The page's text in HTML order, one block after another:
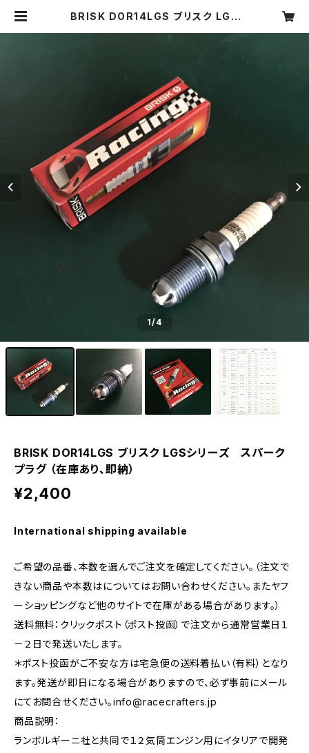
BRISK DOR14LGS ブリスク LGS
1/4
BRISK DOR14LGS ブリスク LGSシリーズ スパーク
プラグ （在庫あり、即納）
¥2,400
International shipping available
ご希望の品番、本数を選んでご注文を確定してください。（注文で
きない商品や本数はについてはお問い合わせください。またヤフ
ーショッピングなど他のサイトで在庫がある場合があります。）
送料無料：クリックポスト（ポスト投函）で注文から通常営業日１
－２日で発送いたします。
＊ポスト投函がご不安な方は宅急便の送料着払い（有料）となり
ます。発送が即日になる場合がありますので、必ず事前にメール
にてお問合せください。info@racecrafters.jp
商品説明：
ランボルギーニ社と共同で１２気筒エンジン用にイタリアで開発